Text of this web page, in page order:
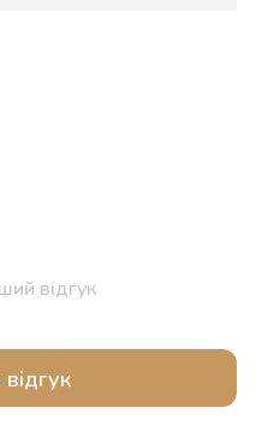
відгук